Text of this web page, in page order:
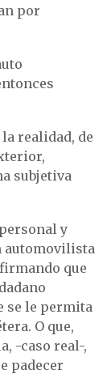
por
realidad, de
subjetiva
y
automovilista
que
se le permita
O que,
-caso real-,
padecer